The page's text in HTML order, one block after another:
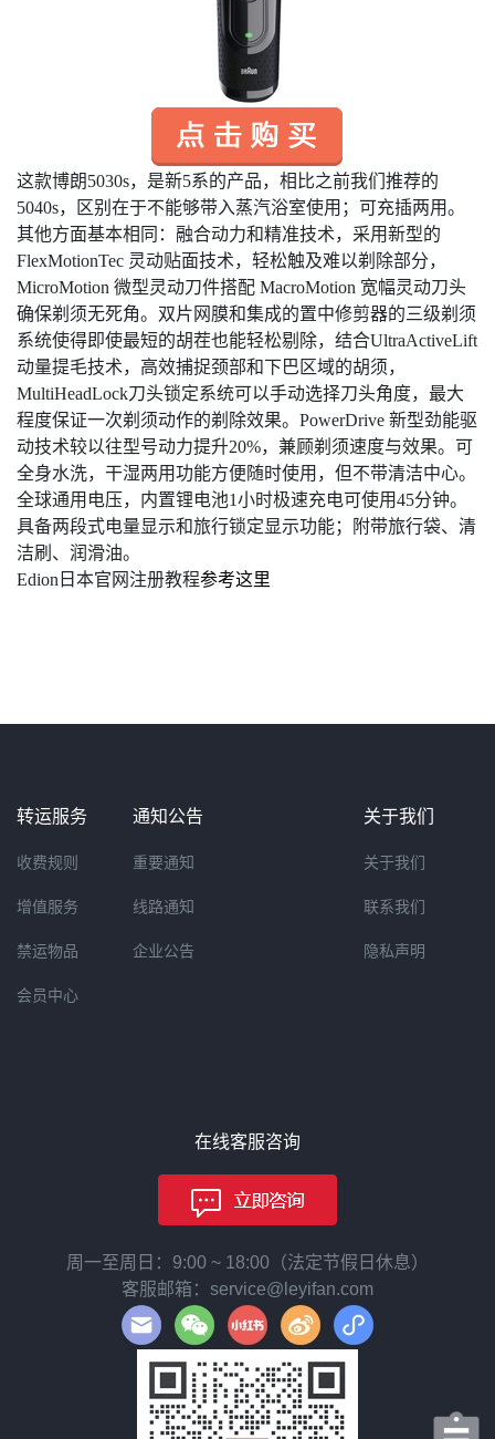
这款博朗5030s，是新5系的产品，相比之前我们推荐的
5040s，区别在于不能够带入蒸汽浴室使用；可充插两用。
其他方面基本相同：融合动力和精准技术，采用新型的
FlexMotionTec 灵动贴面技术，轻松触及难以剃除部分，
MicroMotion 微型灵动刀件搭配 MacroMotion 宽幅灵动刀头
确保剃须无死角。双片网膜和集成的置中修剪器的三级剃须
系统使得即使最短的胡茬也能轻松剔除，结合UltraActiveLift
动量提毛技术，高效捕捉颈部和下巴区域的胡须，
MultiHeadLock刀头锁定系统可以手动选择刀头角度，最大
程度保证一次剃须动作的剃除效果。PowerDrive 新型劲能驱
动技术较以往型号动力提升20%，兼顾剃须速度与效果。可
全身水洗，干湿两用功能方便随时使用，但不带清洁中心。
全球通用电压，内置锂电池1小时极速充电可使用45分钟。
具备两段式电量显示和旅行锁定显示功能；附带旅行袋、清
洁刷、润滑油。
Edion 日本官网注册教程参考这里
转运服务
收费规则
增值服务
禁运物品
会员中心
通知公告
重要通知
线路通知
企业公告
关于我们
关于我们
联系我们
隐私声明
在线客服咨询
周一至周日：9:00 ~ 18:00（法定节假日休息）
客服邮箱：service@leyifan.com